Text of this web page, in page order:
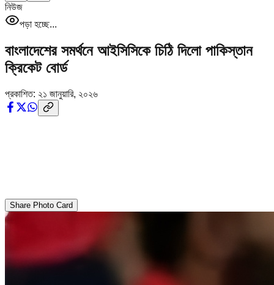
নিউজ
পড়া হচ্ছে...
বাংলাদেশের সমর্থনে আইসিসিকে চিঠি দিলো পাকিস্তান
ক্রিকেট বোর্ড
প্রকাশিত: ২১ জানুয়ারি, ২০২৬
Share Photo Card